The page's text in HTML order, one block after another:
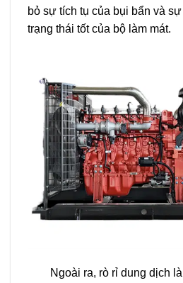
bỏ sự tích tụ của bụi bẩn và
trạng thái tốt của bộ làm mát.
Ngoài ra, rò rỉ dung dịch